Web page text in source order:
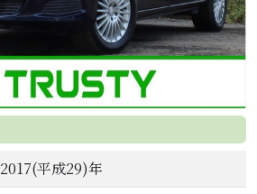
2017(平成29)年